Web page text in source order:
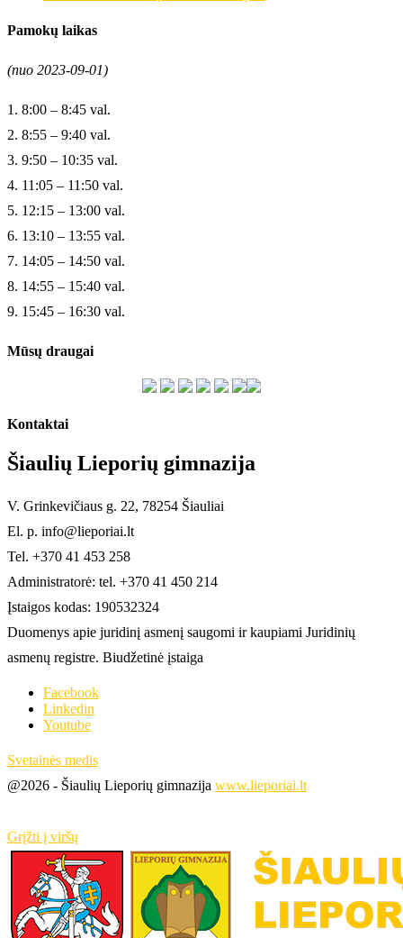
Pamokų laikas
(nuo 2023-09-01)
1. 8:00 – 8:45 val.
2. 8:55 – 9:40 val.
3. 9:50 – 10:35 val.
4. 11:05 – 11:50 val.
5. 12:15 – 13:00 val.
6. 13:10 – 13:55 val.
7. 14:05 – 14:50 val.
8. 14:55 – 15:40 val.
9. 15:45 – 16:30 val.
Mūsų draugai
Kontaktai
Šiaulių Lieporių gimnazija
V. Grinkevičiaus g. 22, 78254 Šiauliai
El. p. info@lieporiai.lt
Tel. +370 41 453 258
Administratorė: tel. +370 41 450 214
Įstaigos kodas: 190532324
Duomenys apie juridinį asmenį saugomi ir kaupiami Juridinių
asmenų registre. Biudžetinė įstaiga
Facebook
Linkedin
Youtube
Svetainės medis
@2026 - Šiaulių Lieporių gimnazija www.lieporiai.lt
Grįžti į viršų